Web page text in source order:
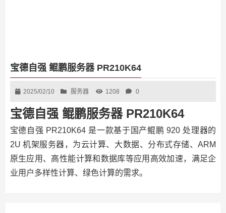
宝德自强 鲲鹏服务器 PR210K64
2025/02/10 服务器 1208 0
宝德自强 鲲鹏服务器 PR210K64
宝德自强 PR210K64 是一款基于国产鲲鹏 920 处理器的
2U 机架服务器，为云计算、大数据、分布式存储、ARM
原生应用、高性能计算和数据库等应用高效加速，满足企
业用户多样性计算、绿色计算的需求。